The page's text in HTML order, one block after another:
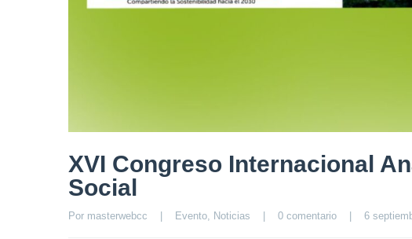
XVI Congreso Internacional
Social
Por masterwebcc Evento, Noticias 0 comentario 6